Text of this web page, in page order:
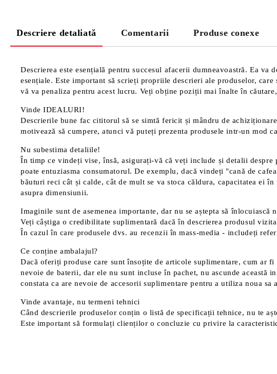
Descriere detaliată Comentarii Produse conexe
Descrierea este esențială pentru succesul afacerii dumneavoastră. Ea
esențiale. Este important să scrieți propriile descrieri ale produselor,
vă va penaliza pentru acest lucru. Veți obține poziții mai înalte în
Vinde IDEALURI!
Descrierile bune fac cititorul să se simtă fericit și mândru de
motivează să cumpere, atunci vă puteți prezenta produsele intr-un mod
Nu subestima detaliile!
În timp ce vindeți vise, însă, asigurați-vă că veți include și detalii
poate entuziasma consumatorul. De exemplu, dacă vindeți "cană de
băuturi reci cât și calde, cât de mult se va stoca căldura, capacitatea ei
asupra dimensiunii.
Imaginile sunt de asemenea importante, dar nu se aștepta să
Veți câștiga o credibilitate suplimentară dacă în descrierea produsul
În cazul în care produsele dvs. au recenzii în mass-media - includeți
Ce conține ambalajul?
Dacă oferiți produse care sunt însoțite de articole suplimentare, cum ar
nevoie de baterii, dar ele nu sunt incluse în pachet, nu ascunde
constata ca are nevoie de accesorii suplimentare pentru a utiliza noua
Vinde avantaje, nu termeni tehnici
Când descrierile produselor conțin o listă de specificații tehnice, nu te
Este important să formulați clienților o concluzie cu privire la